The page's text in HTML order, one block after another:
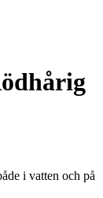
i vatten och på